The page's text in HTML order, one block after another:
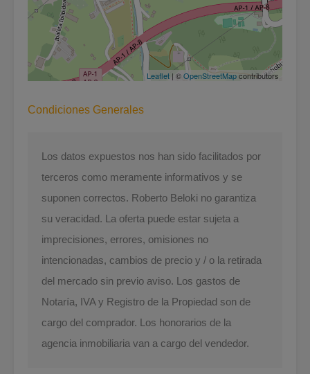
Leaflet | ©OpenStreetMapcontributors
Condiciones Generales
Los datos expuestos nos han sido facilitados por
terceros como meramente informativos y se
suponen correctos. Roberto Beloki no garantiza
su veracidad. La oferta puede estar sujeta a
imprecisiones, errores, omisiones no
intencionadas, cambios de precio y / o la retirada
del mercado sin previo aviso. Los gastos de
Notaría, IVA y Registro de la Propiedad son de
cargo del comprador. Los honorarios de la
agencia inmobiliaria van a cargo del vendedor.